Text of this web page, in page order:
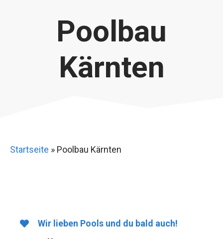
Poolbau
Kärnten
Startseite » Poolbau Kärnten
Wir lieben Pools und du bald auch!